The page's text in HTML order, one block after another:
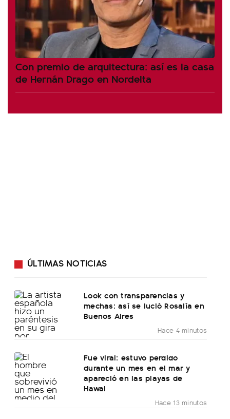
Con premio de arquitectura: así es la casa
de Hernán Drago en Nordelta
ÚLTIMAS NOTICIAS
Look con transparencias y
mechas: así se lució Rosalía en
Buenos Aires
Hace 4 minutos
Fue viral: estuvo perdido
durante un mes en el mar y
apareció en las playas de
Hawai
Hace 13 minutos